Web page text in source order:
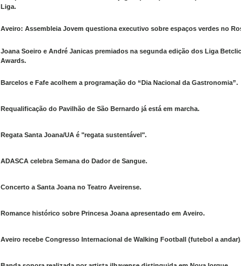
Liga.
Aveiro: Assembleia Jovem questiona executivo sobre espaços verdes no
Joana Soeiro e André Janicas premiados na segunda edição dos Liga Betclic
Awards.
Barcelos e Fafe acolhem a programação do “Dia Nacional da Gastronomia”.
Requalificação do Pavilhão de São Bernardo já está em marcha.
Regata Santa Joana/UA é "regata sustentável".
ADASCA celebra Semana do Dador de Sangue.
Concerto a Santa Joana no Teatro Aveirense.
Romance histórico sobre Princesa Joana apresentado em Aveiro.
Aveiro recebe Congresso Internacional de Walking Football (futebol a